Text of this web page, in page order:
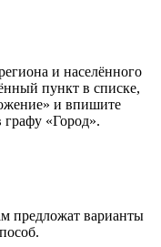
и населённого
пункт в списке,
и впишите
графу «Город».
предложат варианты